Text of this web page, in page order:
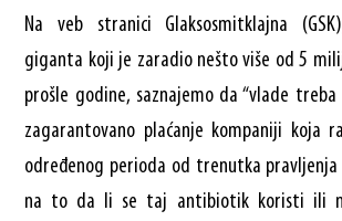
Na veb stranici Glaksosmitklajna
giganta koji je zaradio nešto više od 5
prošle godine, saznajemo da “vlade treba
zagarantovano plaćanje kompaniji koja
određenog perioda od trenutka pravljenja
na to da li se taj antibiotik koristi ili